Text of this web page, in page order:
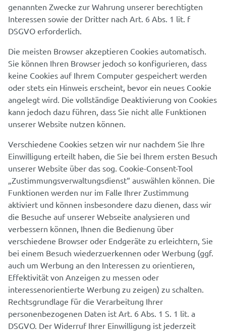
genannten Zwecke zur Wahrung unserer berechtigten
Interessen sowie der Dritter nach Art. 6 Abs. 1 lit. f
DSGVO erforderlich.
Die meisten Browser akzeptieren Cookies automatisch.
Sie können Ihren Browser jedoch so konfigurieren, dass
keine Cookies auf Ihrem Computer gespeichert werden
oder stets ein Hinweis erscheint, bevor ein neues Cookie
angelegt wird. Die vollständige Deaktivierung von Cookies
kann jedoch dazu führen, dass Sie nicht alle Funktionen
unserer Website nutzen können.
Verschiedene Cookies setzen wir nur nachdem Sie Ihre
Einwilligung erteilt haben, die Sie bei Ihrem ersten Besuch
unserer Website über das sog. Cookie-Consent-Tool
„Zustimmungsverwaltungsdienst“ auswählen können. Die
Funktionen werden nur im Falle Ihrer Zustimmung
aktiviert und können insbesondere dazu dienen, dass wir
die Besuche auf unserer Webseite analysieren und
verbessern können, Ihnen die Bedienung über
verschiedene Browser oder Endgeräte zu erleichtern, Sie
bei einem Besuch wiederzuerkennen oder Werbung (ggf.
auch um Werbung an den Interessen zu orientieren,
Effektivität von Anzeigen zu messen oder
interessenorientierte Werbung zu zeigen) zu schalten.
Rechtsgrundlage für die Verarbeitung Ihrer
personenbezogenen Daten ist Art. 6 Abs. 1 S. 1 lit. a
DSGVO. Der Widerruf Ihrer Einwilligung ist jederzeit